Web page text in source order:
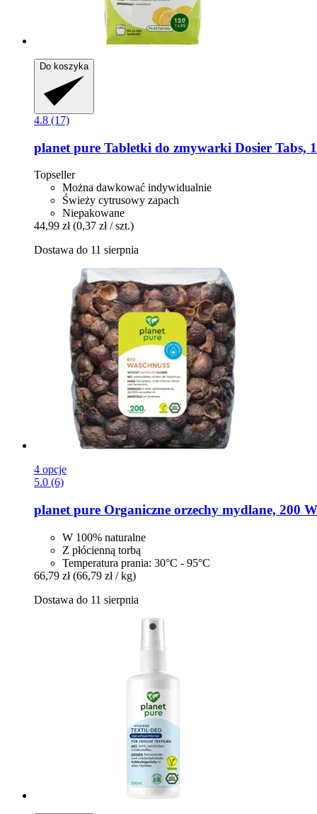
Do koszyka
4.8 (17)
planet pure Tabletki do zmywarki Dosier Tabs,
Topseller
Można dawkować indywidualnie
Świeży cytrusowy zapach
Niepakowane
44,99 zł (0,37 zł / szt.)
Dostawa do 11 sierpnia
4 opcje
5.0 (6)
planet pure Organiczne orzechy mydlane, 200
W 100% naturalne
Z płócienną torbą
Temperatura prania: 30°C - 95°C
66,79 zł (66,79 zł / kg)
Dostawa do 11 sierpnia